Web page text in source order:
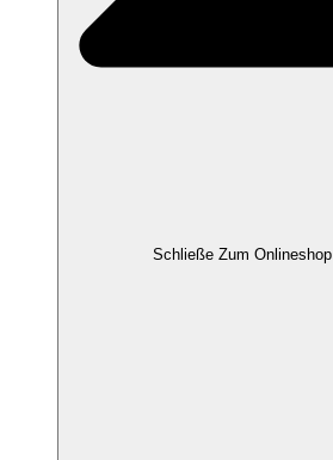
Schließe Zum Onlineshop